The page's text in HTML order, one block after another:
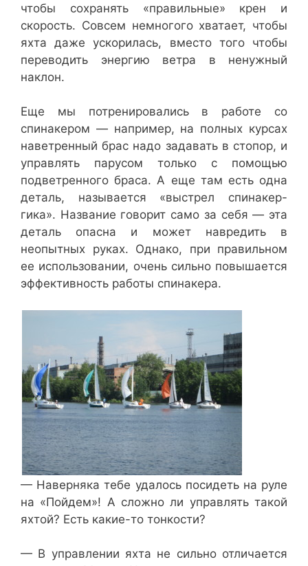
чтобы сохранять «правильные» крен и
скорость. Совсем немногого хватает, чтобы
яхта даже ускорилась, вместо того чтобы
переводить энергию ветра в ненужный
наклон.
Еще мы потренировались в работе со
спинакером — например, на полных курсах
наветренный брас надо задавать в стопор, и
управлять парусом только с помощью
подветренного браса. А еще там есть одна
деталь, называется «выстрел спинакер-
гика». Название говорит само за себя — эта
деталь опасна и может навредить в
неопытных руках. Однако, при правильном
ее использовании, очень сильно повышается
эффективность работы спинакера.
— Наверняка тебе удалось посидеть на руле
на «Пойдем»! А сложно ли управлять такой
яхтой? Есть какие-то тонкости?
— В управлении яхта не сильно отличается